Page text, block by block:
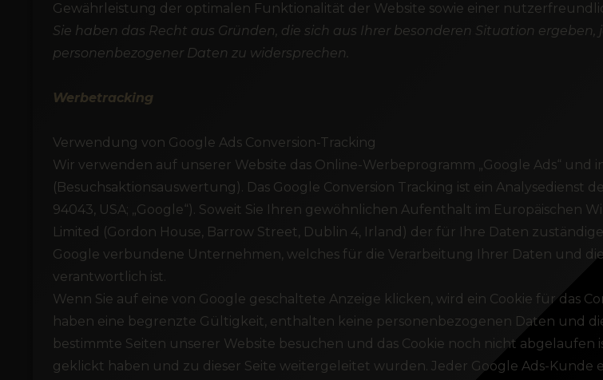
Gewährleistung der optimalen Funktionalität der Website sowie einer
Sie haben das Recht aus Gründen, die sich aus Ihrer besonderen Situation
personenbezogener Daten zu widersprechen.
Werbetracking
Verwendung von Google Ads Conversion-Tracking
Wir verwenden auf unserer Website das Online-Werbeprogramm „Google Ads“ und
(Besuchsaktionsauswertung). Das Google Conversion Tracking ist ein Analysedienst
94043, USA; „Google“). Soweit Sie Ihren gewöhnlichen Aufenthalt im Europäischen
Limited (Gordon House, Barrow Street, Dublin 4, Irland) der für Ihre Daten
Google verbundene Unternehmen, welches für die Verarbeitung Ihrer Daten und
verantwortlich ist.
Wenn Sie auf eine von Google geschaltete Anzeige klicken, wird ein Cookie für das
haben eine begrenzte Gültigkeit, enthalten keine personenbezogenen Daten und
bestimmte Seiten unserer Website besuchen und das Cookie noch nicht abgelaufen
geklickt haben und zu dieser Seite weitergeleitet wurden. Jeder Google Ads-Kunde